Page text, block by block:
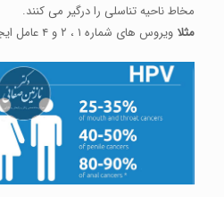
مخاط ناحیه تناسلی را درگیر می کنند.
مثلا ویروس های شماره ۱ ، ۲ و ۴ عامل ایجاد زگیل های